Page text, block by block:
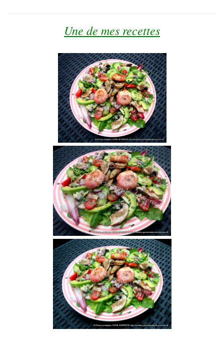
Une de mes recettes